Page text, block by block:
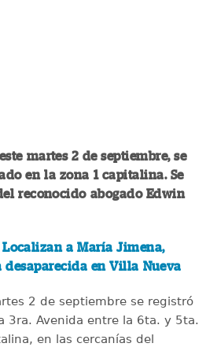
martes 2 de septiembre, se
en la zona 1 capitalina. Se
reconocido abogado Edwin
Localizan a María Jimena,
desaparecida en Villa Nueva
2 de septiembre se registró
3ra. Avenida entre la 6ta. y 5ta.
en las cercanías del